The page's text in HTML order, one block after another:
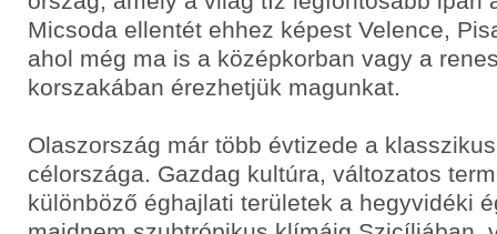
Micsoda ellentét ehhez képest Velence,
ahol még ma is a középkorban vagy a
korszakában érezhetjük magunkat.
Olaszország már több évtizede a
célországa. Gazdag kultúra, változatos
különböző éghajlati területek a hegyvidéki